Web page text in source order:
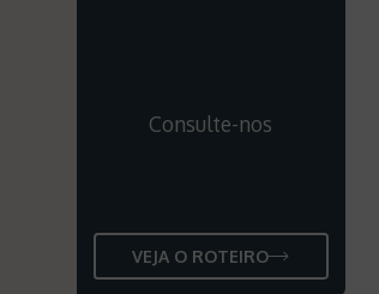
Consulte-nos
VEJA O ROTEIRO